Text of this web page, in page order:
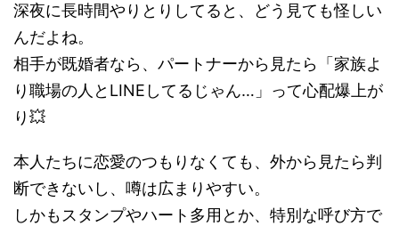
深夜に長時間やりとりしてると、どう見ても怪しい
んだよね。
相手が既婚者なら、パートナーから見たら「家族よ
り職場の人とLINEしてるじゃん…」って心配爆上が
り💥
本人たちに恋愛のつもりなくても、外から見たら判
断できないし、噂は広まりやすい。
しかもスタンプやハート多用とか、特別な呼び方で